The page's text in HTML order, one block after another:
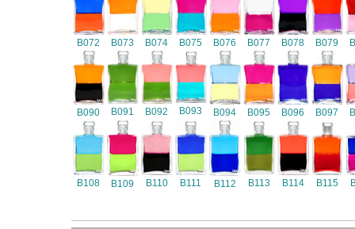
B072 B073 B074 B075 B076 B077 B078 B079
B090 B091 B092 B093 B094 B095 B096 B097
B108 B109 B110 B111 B112 B113 B114 B115